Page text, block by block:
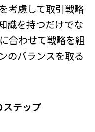
考慮して取引戦略
識を持つだけでな
合わせて戦略を組
のバランスを取る
テップ